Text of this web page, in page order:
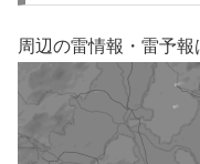
周辺の雷情報・雷予報